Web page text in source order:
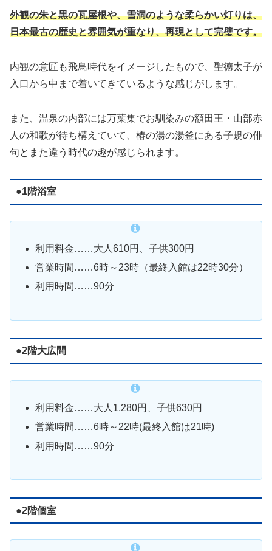
外観の朱と黒の瓦屋根や、雪洞のような柔らかい灯りは、
日本最古の歴史と雰囲気が重なり、再現として完璧です。
内観の意匠も飛鳥時代をイメージしたもので、聖徳太子が
入口から中まで着いてきているような感じがします。
また、温泉の内部には万葉集でお馴染みの額田王・山部赤
人の和歌が待ち構えていて、椿の湯の湯釜にある子規の俳
句とまた違う時代の趣が感じられます。
●1階浴室
利用料金……大人610円、子供300円
営業時間……6時～23時（最終入館は22時30分）
利用時間……90分
●2階大広間
利用料金……大人1,280円、子供630円
営業時間……6時～22時(最終入館は21時)
利用時間……90分
●2階個室